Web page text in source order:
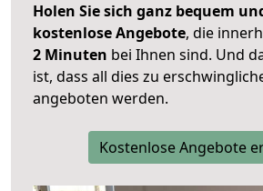
Holen Sie sich ganz bequem
kostenlose Angebote, die
2 Minuten bei Ihnen sind. Und
ist, dass all dies zu
angeboten werden.
Kostenlose Angebote